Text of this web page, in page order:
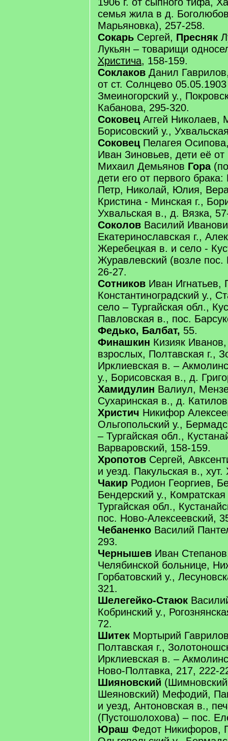
семья жила в д.
Марьяновка), 257-258.
Сокарь Сергей, Пресняк
Лукьян – товарищи
Христича, 158-159.
Соклаков Данил
от ст. Солнцево
Змеиногорский у.,
Кабанова, 295-320.
Соковец Аггей Николаев,
Борисовский у.,
Соковец Пелагея
Иван Зиновьев, дети её от
Михаил Демьянов Гора
дети его от первого
Петр, Николай, Юлия,
Кристина - Минская г.,
Ухвальская в., д. Вязка,
Соколов Василий
Екатеринославская г.,
Жеребецкая в. и село -
Журавлевский (возле пос.
26-27.
Сотников Иван Игнатьев,
Константиноградский у.,
село – Тургайская обл.,
Павловская в., пос.
Федько, Балбат, 55.
Финашкин Кизияк
взрослых, Полтавская г.,
Ирклиевская в. –
у., Борисовская в., д.
Хамидулин Валиул,
Сухаринская в., д.
Христич Никифор
Ольгопольский у.,
– Тургайская обл.,
Варваровский, 158-159.
Хропотов Сергей,
и уезд. Пакульская в.,
Чакир Родион Георгиев,
Бендерский у.,
Тургайская обл.,
пос. Ново-Алексеевский,
Чебаненко Василий
293.
Чернышев Иван
Челябинской больнице,
Горбатовский у.,
321.
Шелегейко-Стаюк
Кобринский у.,
72.
Шитек Мортырий
Полтавская г.,
Ирклиевская в. –
Ново-Полтавка, 217, 222-
Шияновский
Шеяновский) Мефодий,
и уезд, Антоновская в.,
(Пустошолохова) – пос.
Юраш Федот Никифоров,